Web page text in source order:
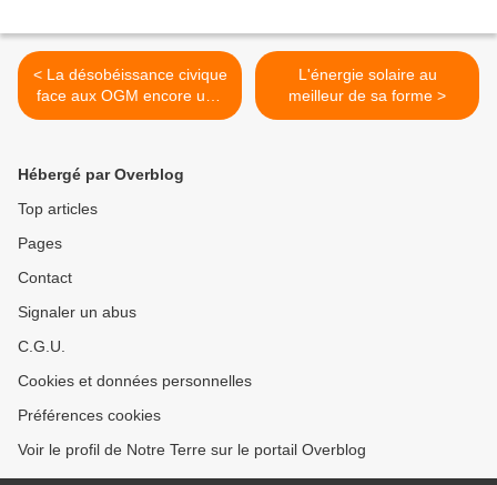
< La désobéissance civique
face aux OGM encore une
fois réprimandée
L'énergie solaire au
meilleur de sa forme >
Hébergé par Overblog
Top articles
Pages
Contact
Signaler un abus
C.G.U.
Cookies et données personnelles
Préférences cookies
Voir le profil de Notre Terre sur le portail Overblog